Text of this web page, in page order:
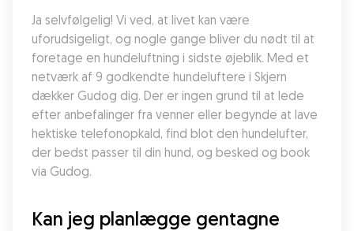
Ja selvfølgelig! Vi ved, at livet kan være
uforudsigeligt, og nogle gange bliver du nødt til at
foretage en hundeluftning i sidste øjeblik. Med et
netværk af 9 godkendte hundeluftere i Skjern
dækker Gudog dig. Der er ingen grund til at lede
efter anbefalinger fra venner eller begynde at lave
hektiske telefonopkald, find blot den hundelufter,
der bedst passer til din hund, og besked og book
via Gudog.
Kan jeg planlægge gentagne